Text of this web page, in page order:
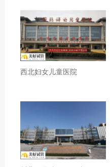
西北妇女儿童医院